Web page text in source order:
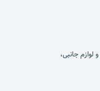
لوازم جانبی،